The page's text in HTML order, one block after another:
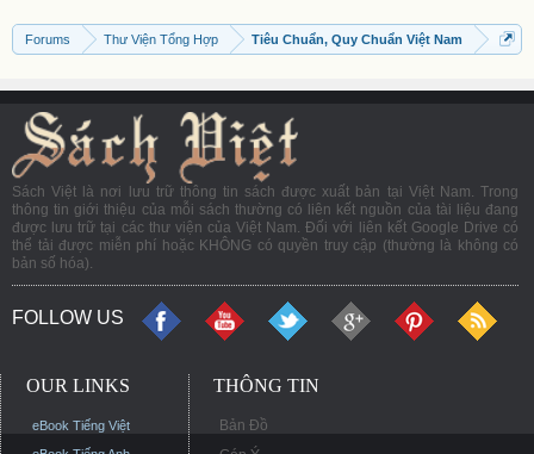
Forums Thư Viện Tổng Hợp Tiêu Chuẩn, Quy Chuẩn Việt Nam
Sách Việt là nơi lưu trữ thông tin sách được xuất bản tại Việt Nam. Trong
thông tin giới thiệu của mỗi sách thường có liên kết nguồn của tài liệu đang
được lưu trữ tại các thư viện của Việt Nam. Đối với liên kết Google Drive có
thể tải được miễn phí hoặc KHÔNG có quyền truy cập (thường là không có
bản số hóa).
FOLLOW US
OUR LINKS
eBook Tiếng Việt
THÔNG TIN
Bản Đồ